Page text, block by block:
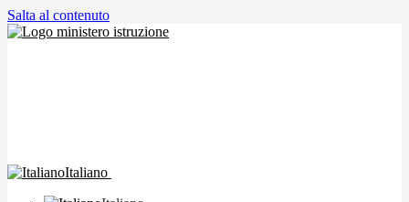
Salta al contenuto
Italiano